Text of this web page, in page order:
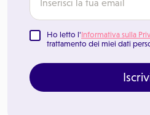
Ho letto l'Informativa sulla
trattamento dei miei dati